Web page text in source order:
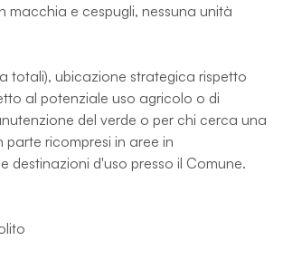
e cespugli, nessuna unità
totali), ubicazione strategica rispetto
al potenziale uso agricolo o di
del verde o per chi cerca una
ricompresi in aree in
d'uso presso il Comune.